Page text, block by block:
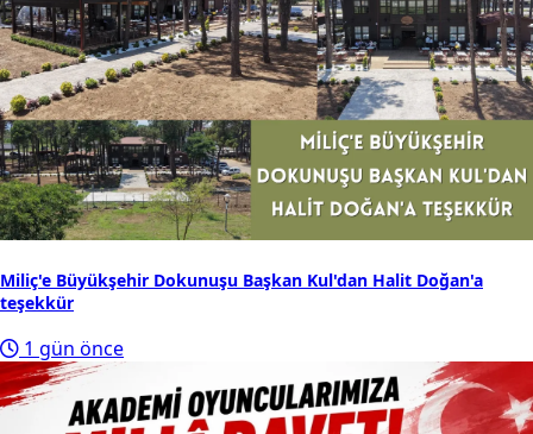
Miliç'e Büyükşehir Dokunuşu Başkan Kul'dan Halit Doğan'a
teşekkür
1 gün önce